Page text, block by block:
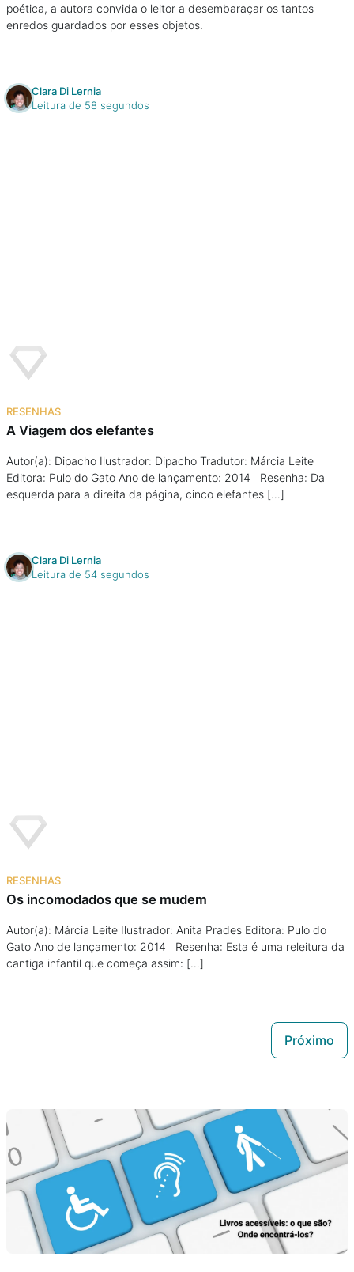
poética, a autora convida o leitor a desembaraçar os tantos
enredos guardados por esses objetos.
Clara Di Lernia
Leitura de 58 segundos
RESENHAS
A Viagem dos elefantes
Autor(a): Dipacho Ilustrador: Dipacho Tradutor: Márcia Leite
Editora: Pulo do Gato Ano de lançamento: 2014 Resenha: Da
esquerda para a direita da página, cinco elefantes […]
Clara Di Lernia
Leitura de 54 segundos
RESENHAS
Os incomodados que se mudem
Autor(a): Márcia Leite Ilustrador: Anita Prades Editora: Pulo do
Gato Ano de lançamento: 2014 Resenha: Esta é uma releitura da
cantiga infantil que começa assim: […]
Próximo